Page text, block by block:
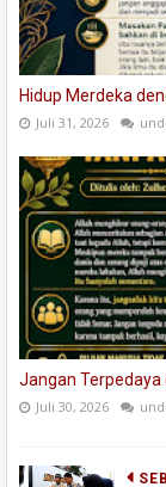
Hidup Merdeka
Juli 31, 2026
Jangan Terpedaya
Juli 30, 2026